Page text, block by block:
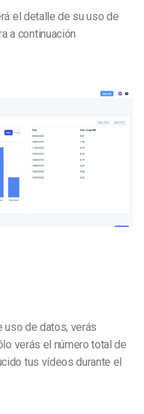
el detalle de su uso de
a continuación
uso de datos, verás
verás el número total de
tus vídeos durante el